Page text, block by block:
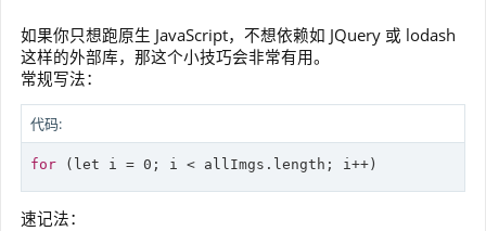
如果你只想跑原生 JavaScript，不想依赖如 JQuery 或 lodash
这样的外部库，那这个小技巧会非常有用。
常规写法：
代码:
for ( let i = 0; i < allImgs.length; i++)
速记法：